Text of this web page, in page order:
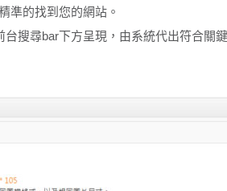
準的找到您的網站。
搜尋bar下方呈現，由系統代出符合關